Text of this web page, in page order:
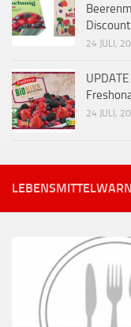
Discount
24 JULI,
24 JULI,